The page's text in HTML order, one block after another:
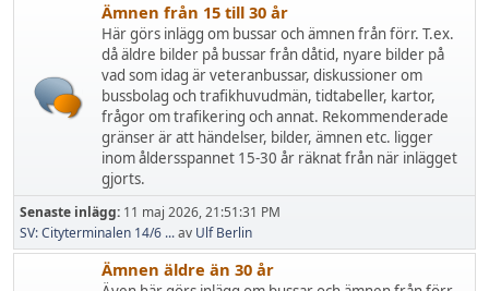
Ämnen från 15 till 30 år
Här görs inlägg om bussar och ämnen från förr. T.ex.
då äldre bilder på bussar från dåtid, nyare bilder på
vad som idag är veteranbussar, diskussioner om
bussbolag och trafikhuvudmän, tidtabeller, kartor,
frågor om trafikering och annat. Rekommenderade
gränser är att händelser, bilder, ämnen etc. ligger
inom åldersspannet 15-30 år räknat från när inlägget
gjorts.
Senaste inlägg: 11 maj 2026, 21:51:31 PM
SV: Cityterminalen 14/6 ...av Ulf Berlin
Ämnen äldre än 30 år